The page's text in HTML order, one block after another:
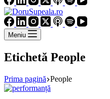
Meniu
Etichetă People
Prima pagină People